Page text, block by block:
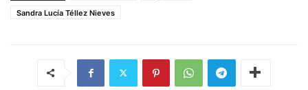
Sandra Lucía Téllez Nieves